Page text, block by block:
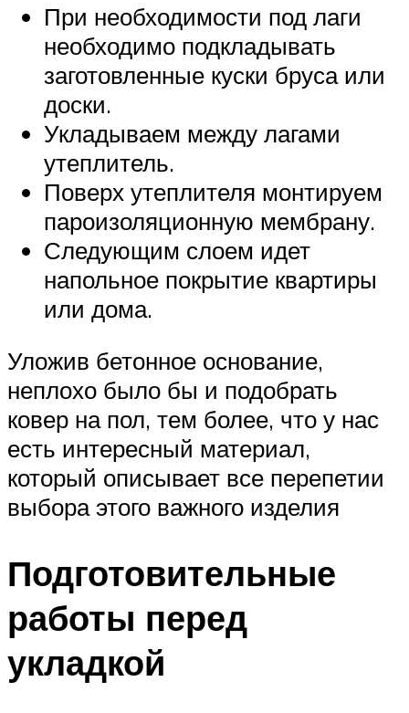
При необходимости под лаги
необходимо подкладывать
заготовленные куски бруса или
доски.
Укладываем между лагами
утеплитель.
Поверх утеплителя монтируем
пароизоляционную мембрану.
Следующим слоем идет
напольное покрытие квартиры
или дома.
Уложив бетонное основание,
неплохо было бы и подобрать
ковер на пол, тем более, что у нас
есть интересный материал,
который описывает все перепетии
выбора этого важного изделия
Подготовительные
работы перед
укладкой